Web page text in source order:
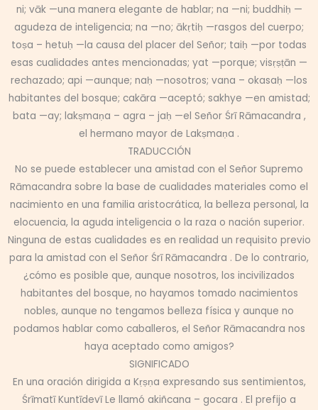
ni; vāk —una manera elegante de hablar; na —ni; buddhiḥ —
agudeza de inteligencia; na —no; ākṛtiḥ —rasgos del cuerpo;
toṣa – hetuḥ —la causa del placer del Señor; taiḥ —por todas
esas cualidades antes mencionadas; yat —porque; visṛṣṭān —
rechazado; api —aunque; naḥ —nosotros; vana – okasaḥ —los
habitantes del bosque; cakāra —aceptó; sakhye —en amistad;
bata —ay; lakṣmaṇa – agra – jaḥ —el Señor Śrī Rāmacandra ,
el hermano mayor de Lakṣmaṇa .
TRADUCCIÓN
No se puede establecer una amistad con el Señor Supremo
Rāmacandra sobre la base de cualidades materiales como el
nacimiento en una familia aristocrática, la belleza personal, la
elocuencia, la aguda inteligencia o la raza o nación superior.
Ninguna de estas cualidades es en realidad un requisito previo
para la amistad con el Señor Śrī Rāmacandra . De lo contrario,
¿cómo es posible que, aunque nosotros, los incivilizados
habitantes del bosque, no hayamos tomado nacimientos
nobles, aunque no tengamos belleza física y aunque no
podamos hablar como caballeros, el Señor Rāmacandra nos
haya aceptado como amigos?
SIGNIFICADO
En una oración dirigida a Kṛṣṇa expresando sus sentimientos,
Śrīmatī Kuntīdevī Le llamó akiñcana – gocara . El prefijo a